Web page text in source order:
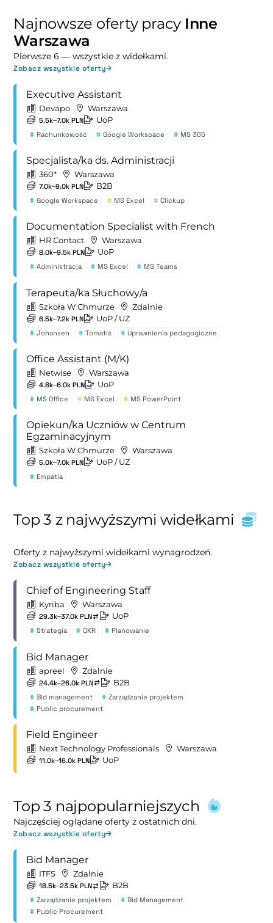
Najnowsze oferty pracy Inne
Warszawa
Pierwsze 6 — wszystkie z widełkami.
Zobacz wszystkie oferty
Executive Assistant
Devapo Warszawa
5.5k–7.0k PLN UoP
# Rachunkowość # Google Workspace # MS 365
Specjalista/ka ds. Administracji
360* Warszawa
7.0k–9.0k PLN B2B
# Google Workspace # MS Excel # Clickup
Documentation Specialist with French
HR Contact Warszawa
8.0k–9.5k PLN UoP
# Administracja # MS Excel # MS Teams
Terapeuta/ka Słuchowy/a
Szkoła W Chmurze Zdalnie
6.5k–7.2k PLN UoP/ UZ
# Johansen # Tomatis # Uprawnienia pedagogiczne
Office Assistant (M/K)
Netwise Warszawa
4.8k–6.0k PLN UoP
# MS Office # MS Excel # MS PowerPoint
Opiekun/ka Uczniów w Centrum
Egzaminacyjnym
Szkoła W Chmurze Warszawa
5.0k–7.0k PLN UoP/ UZ
# Empatia
Top 3 z najwyższymi widełkami
Oferty z najwyższymi widełkami wynagrodzeń.
Zobacz wszystkie oferty
Chief of Engineering Staff
Kyriba Warszawa
29.3k–37.0k PLN UoP
# Strategia # OKR # Planowanie
Bid Manager
apreel Zdalnie
24.4k–26.0k PLN B2B
# Bid management # Zarządzanie projektem
# Public procurement
Field Engineer
Next Technology Professionals Warszawa
11.0k–16.0k PLN UoP
Top 3 najpopularniejszych
Najczęściej oglądane oferty z ostatnich dni.
Zobacz wszystkie oferty
Bid Manager
ITFS Zdalnie
18.5k–23.5k PLN B2B
# Zarządzanie projektem # Bid Management
# Public Procurement